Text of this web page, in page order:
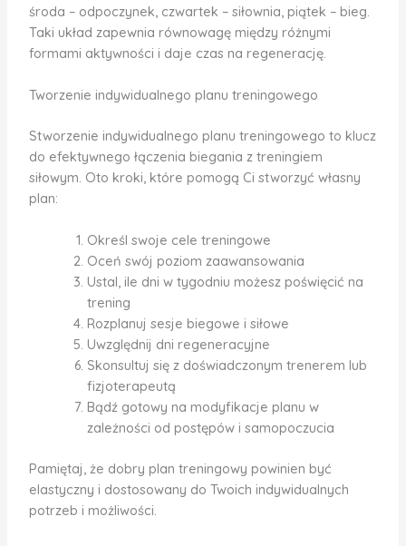
środa – odpoczynek, czwartek – siłownia, piątek – bieg.
Taki układ zapewnia równowagę między różnymi
formami aktywności i daje czas na regenerację.
Tworzenie indywidualnego planu treningowego
Stworzenie indywidualnego planu treningowego to klucz
do efektywnego łączenia biegania z treningiem
siłowym. Oto kroki, które pomogą Ci stworzyć własny
plan:
Określ swoje cele treningowe
Oceń swój poziom zaawansowania
Ustal, ile dni w tygodniu możesz poświęcić na
trening
Rozplanuj sesje biegowe i siłowe
Uwzględnij dni regeneracyjne
Skonsultuj się z doświadczonym trenerem lub
fizjoterapeutą
Bądź gotowy na modyfikacje planu w
zależności od postępów i samopoczucia
Pamiętaj, że dobry plan treningowy powinien być
elastyczny i dostosowany do Twoich indywidualnych
potrzeb i możliwości.